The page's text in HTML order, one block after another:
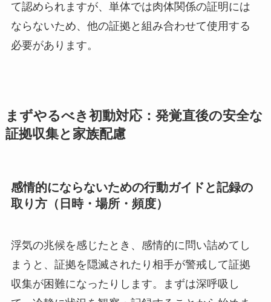
て認められますが、単体では肉体関係の証明には
ならないため、他の証拠と組み合わせて使用する
必要があります。
まずやるべき初動対応：発覚直後の安全な
証拠収集と家族配慮
感情的にならないための行動ガイドと記録の
取り方（日時・場所・頻度）
浮気の兆候を感じたとき、感情的に問い詰めてし
まうと、証拠を隠滅されたり相手が警戒して証拠
収集が困難になったりします。まずは深呼吸し